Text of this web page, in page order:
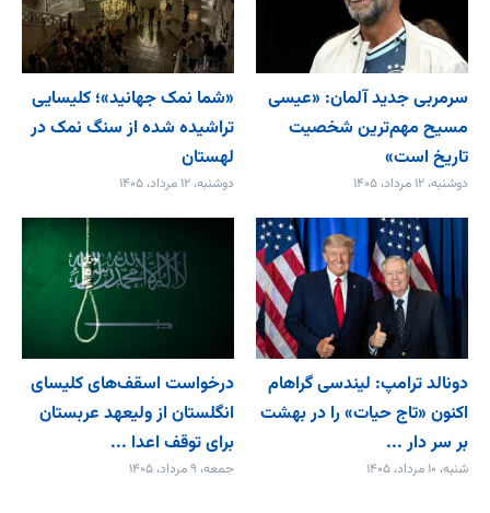
سرمربی جدید آلمان: «عیسی
مسیح مهم‌ترین شخصیت
تاریخ است»
دوشنبه، ۱۲ مرداد، ۱۴۰۵
«شما نمک جهانید»؛ کلیسایی
تراشیده شده از سنگ نمک در
لهستان
دوشنبه، ۱۲ مرداد، ۱۴۰۵
دونالد ترامپ: لیندسی گراهام
اکنون «تاج حیات» را در بهشت
بر سر دار ...
شنبه، ۱۰ مرداد، ۱۴۰۵
درخواست اسقف‌های کلیسای
انگلستان از ولیعهد عربستان
برای توقف اعدا ...
جمعه، ۹ مرداد، ۱۴۰۵